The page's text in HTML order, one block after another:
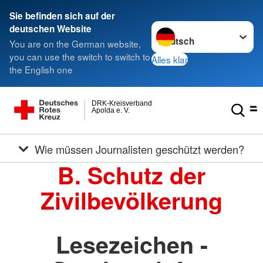
Sie befinden sich auf der
deutschen Website
You are on the German website,
you can use the switch to switch to
the English one
Sprache wechseln zu
Alles klar
Apolda e. V.
DRK-Kreisverband
Wie müssen Journalisten geschützt werden?
B. Schutz der
Zivilbevölkerung
Lesezeichen -